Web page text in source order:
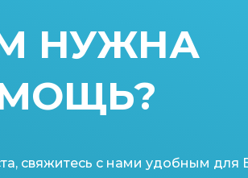
НУЖНА
свяжитесь с нами удобным для